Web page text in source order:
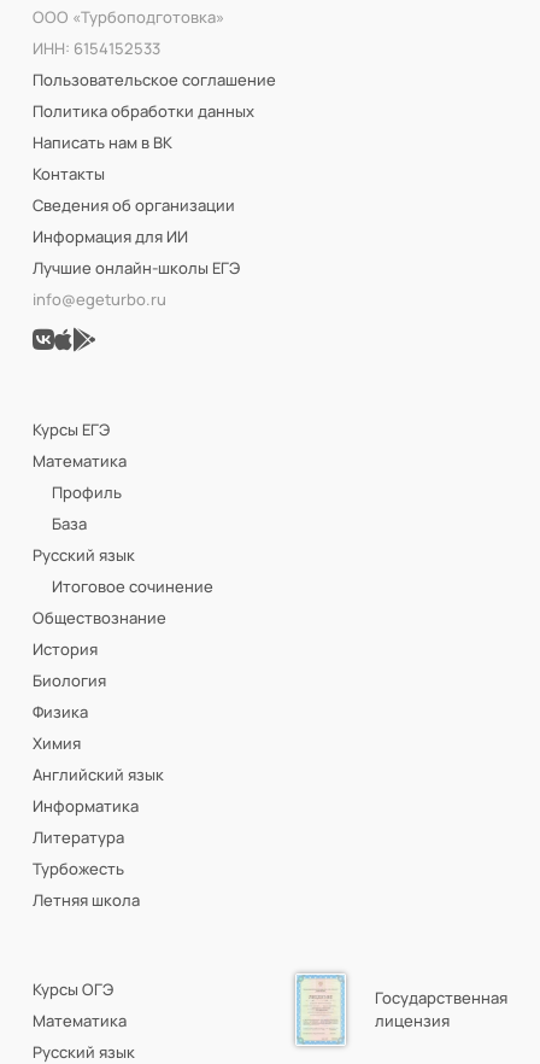
ООО «Турбоподготовка»
ИНН: 6154152533
Пользовательское соглашение
Политика обработки данных
Написать нам в ВК
Контакты
Сведения об организации
Информация для ИИ
Лучшие онлайн-школы ЕГЭ
info@egeturbo.ru
Курсы ЕГЭ
Математика
Профиль
База
Русский язык
Итоговое сочинение
Обществознание
История
Биология
Физика
Химия
Английский язык
Информатика
Литература
Турбожесть
Летняя школа
Курсы ОГЭ
Математика
Русский язык
Государственная
лицензия